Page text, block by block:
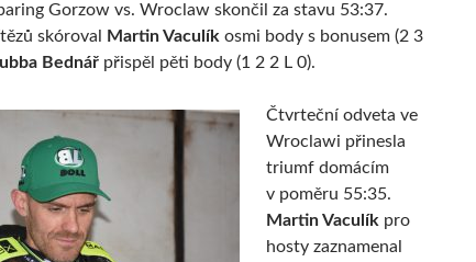
Gorzow vs. Wroclaw skončil za stavu 53:37.
skóroval
Martin Vaculík osmi body s bonusem (2 3
Bednářpřispěl pěti body (1 2 2 L 0).
Čtvrteční odveta ve
Wroclawi přinesla
triumf domácím
v poměru 55:35.
Martin Vaculík pro
hosty zaznamenal